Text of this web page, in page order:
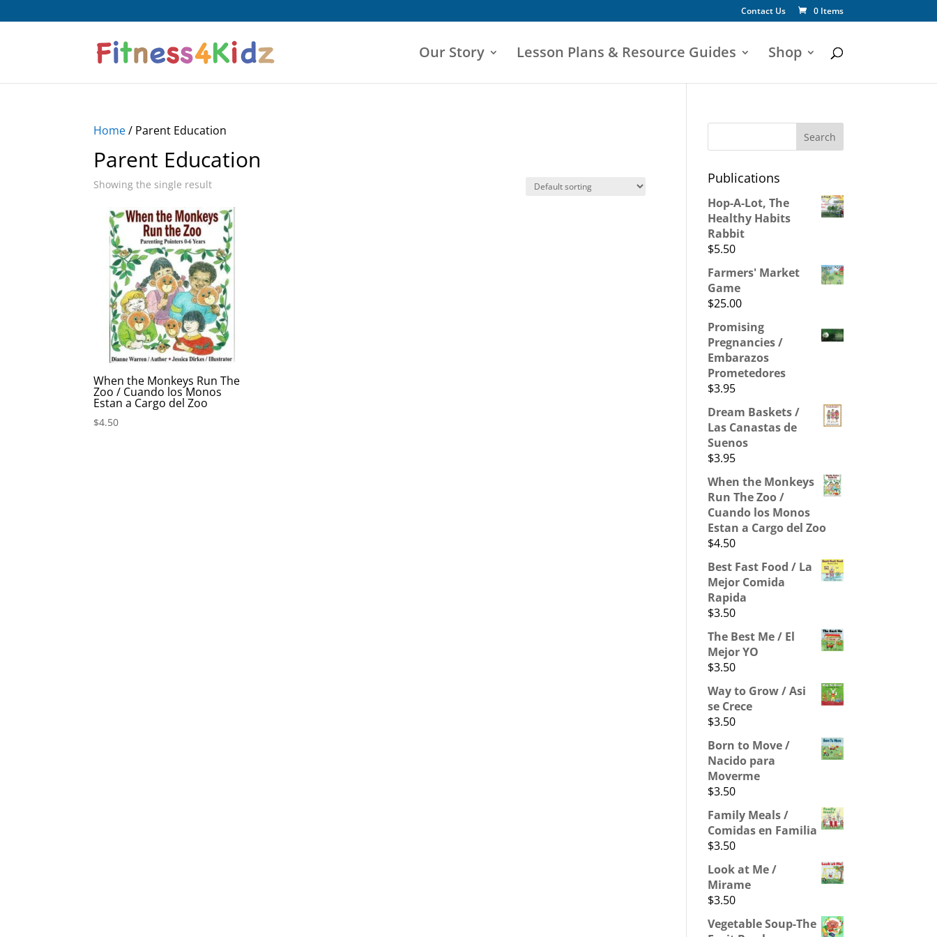
Contact Us 0 Items
Our Story Lesson Plans & Resource Guides Shop
Home/ Parent Education
Parent Education
Showing the single result
When the Monkeys Run The
Zoo / Cuando los Monos
Estan a Cargo del Zoo
$4.50
Publications
Hop-A-Lot, The
Healthy Habits
Rabbit
$5.50
Farmers' Market
Game
$25.00
Promising
Pregnancies /
Embarazos
Prometedores
$3.95
Dream Baskets /
Las Canastas de
Suenos
$3.95
When the Monkeys
Run The Zoo /
Cuando los Monos
Estan a Cargo del Zoo
$4.50
Best Fast Food / La
Mejor Comida
Rapida
$3.50
The Best Me / El
Mejor YO
$3.50
Way to Grow / Asi
se Crece
$3.50
Born to Move /
Nacido para
Moverme
$3.50
Family Meals /
Comidas en Familia
$3.50
Look at Me /
Mirame
$3.50
Vegetable Soup-The